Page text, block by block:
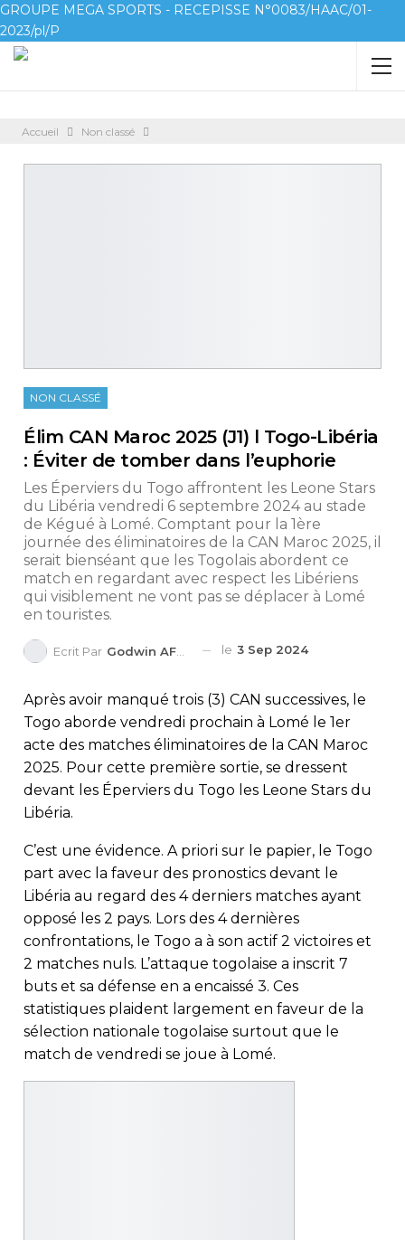
GROUPE MEGA SPORTS - RECEPISSE N°0083/HAAC/01-
2023/pl/P
Accueil Non classé
NON CLASSÉ
Élim CAN Maroc 2025 (J1) l Togo-Libéria
: Éviter de tomber dans l’euphorie
Les Éperviers du Togo affrontent les Leone Stars
du Libéria vendredi 6 septembre 2024 au stade
de Kégué à Lomé. Comptant pour la 1ère
journée des éliminatoires de la CAN Maroc 2025, il
serait bienséant que les Togolais abordent ce
match en regardant avec respect les Libériens
qui visiblement ne vont pas se déplacer à Lomé
en touristes.
Ecrit Par Godwin AFEDO le 3 Sep 2024
Après avoir manqué trois (3) CAN successives, le
Togo aborde vendredi prochain à Lomé le 1er
acte des matches éliminatoires de la CAN Maroc
2025. Pour cette première sortie, se dressent
devant les Éperviers du Togo les Leone Stars du
Libéria.
C’est une évidence. A priori sur le papier, le Togo
part avec la faveur des pronostics devant le
Libéria au regard des 4 derniers matches ayant
opposé les 2 pays. Lors des 4 dernières
confrontations, le Togo a à son actif 2 victoires et
2 matches nuls. L’attaque togolaise a inscrit 7
buts et sa défense en a encaissé 3. Ces
statistiques plaident largement en faveur de la
sélection nationale togolaise surtout que le
match de vendredi se joue à Lomé.